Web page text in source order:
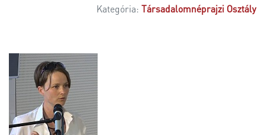
Kategória: Társadalomnéprajzi Osztály